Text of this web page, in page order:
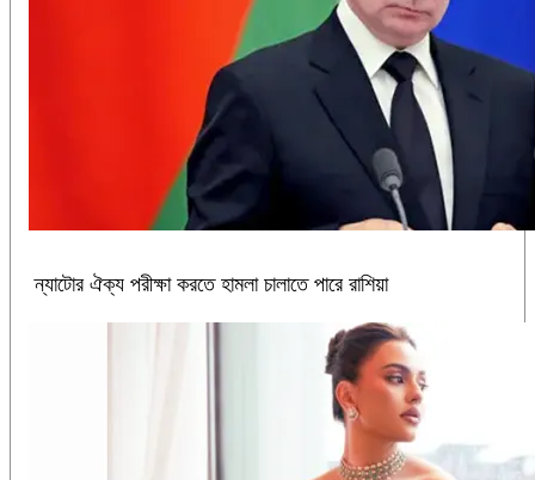
ন্যাটোর ঐক্য পরীক্ষা করতে হামলা চালাতে পারে রাশিয়া